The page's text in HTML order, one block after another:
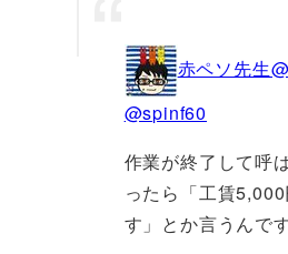
赤ペソ先生
@spinf60
作業が終了して呼
ったら「工賃
す」とか言うんです